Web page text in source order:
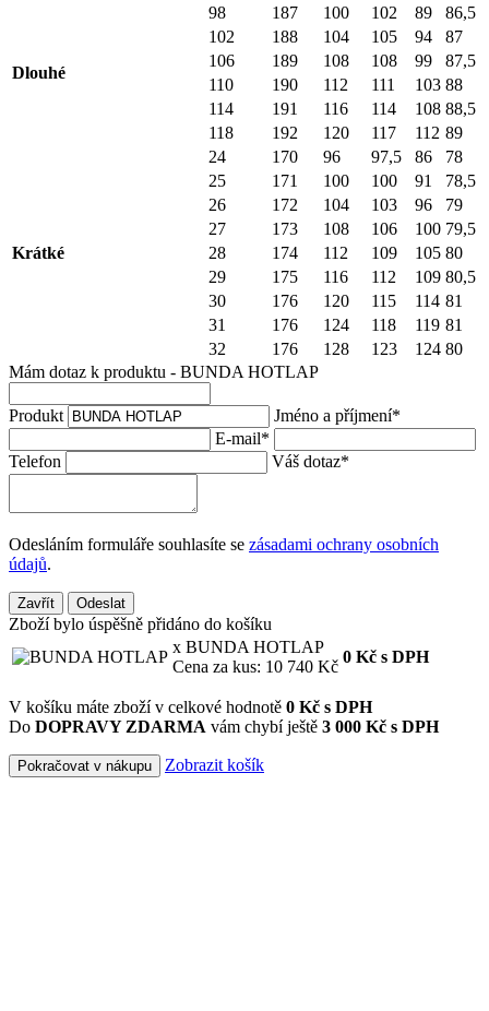
Dlouhé
98 187 100 102 89
86,5
102
188 104 105 94
87
106
189 108 108 99
87,5
110
190 112 111 103 88
114
191 116 114 108 88,5
118
192 120 117 112 89
Krátké
24 170 96 97,5 86
78
25
171 100 100 91
78,5
26
172 104 103 96
79
27
173 108 106 100 79,5
28
174 112 109 105 80
29
175 116 112 109 80,5
30
176 120 115 114 81
31
176 124 118 119 81
32
176 128 123 124 80
Mám dotaz k produktu - BUNDA HOTLAP
Produkt Jméno a příjmení*
E-mail*
Telefon
Váš dotaz*
Odesláním formuláře souhlasíte se zásadami ochrany osobních
údajů.
Zavřít Odeslat
Zboží bylo úspěšně přidáno do košíku
x BUNDA HOTLAP
Cena za kus: 10 740 Kč
0 Kč s DPH
V košíku máte zboží v celkové hodnotě 0 Kč s DPH
Do DOPRAVY ZDARMA vám chybí ještě 3 000 Kč s DPH
Pokračovat v nákupu Zobrazit košík